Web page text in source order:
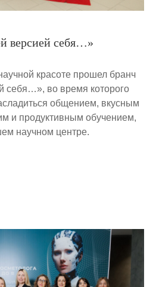
версией себя…»
красоте прошел бранч
себя…», во время которого
общением, вкусным
и продуктивным обучением,
научном центре.